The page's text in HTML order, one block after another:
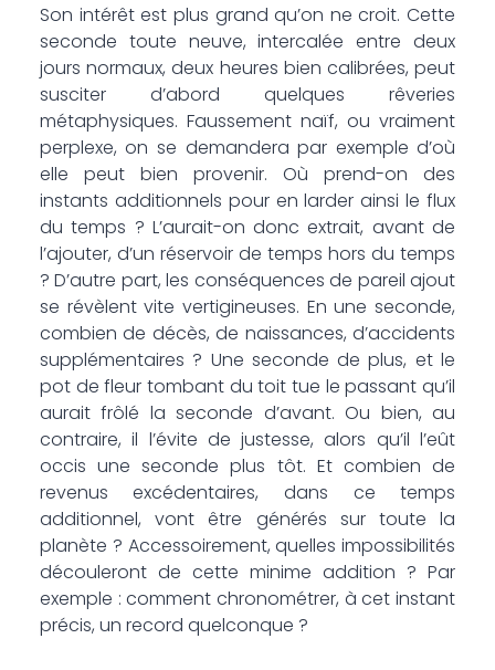
Son intérêt est plus grand qu’on ne croit. Cette
seconde toute neuve, intercalée entre deux
jours normaux, deux heures bien calibrées, peut
susciter d’abord quelques rêveries
métaphysiques. Faussement naïf, ou vraiment
perplexe, on se demandera par exemple d’où
elle peut bien provenir. Où prend-on des
instants additionnels pour en larder ainsi le flux
du temps ? L’aurait-on donc extrait, avant de
l’ajouter, d’un réservoir de temps hors du temps
? D’autre part, les conséquences de pareil ajout
se révèlent vite vertigineuses. En une seconde,
combien de décès, de naissances, d’accidents
supplémentaires ? Une seconde de plus, et le
pot de fleur tombant du toit tue le passant qu’il
aurait frôlé la seconde d’avant. Ou bien, au
contraire, il l’évite de justesse, alors qu’il l’eût
occis une seconde plus tôt. Et combien de
revenus excédentaires, dans ce temps
additionnel, vont être générés sur toute la
planète ? Accessoirement, quelles impossibilités
découleront de cette minime addition ? Par
exemple : comment chronométrer, à cet instant
précis, un record quelconque ?